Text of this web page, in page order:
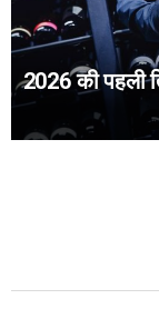
2026 की पहली